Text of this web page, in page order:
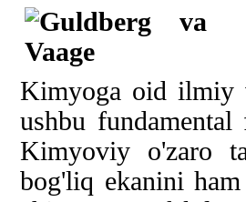
Kimyoga oid ilmiy
ushbu
Kimyoviy o'zaro
bog'liq ekanini